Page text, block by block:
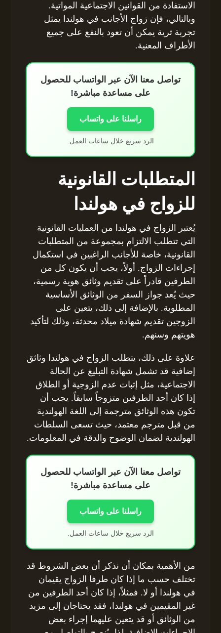
الاستفادة من القوانين الاجتماعية المواتية.
وبالتالي، فإن زواج الأجانب في هولندا يمثل
تجربة ثرية يمكن أن تعود بالنفع على جميع
الأطراف المعنية.
تواصل معنا الآن عبر الواتساب للحصول
على مساعدة مباشرة!
راسلنا على واتساب
الرد سريع خلال ساعات العمل.
المتطلبات القانونية
للزواج في هولندا
يُعتبر الزواج في هولندا من العمليات القانونية
التي تتطلب الالتزام بمجموعة من المتطلبات
القانونية، خاصة للأجانب الراغبين في استكمال
إجراءات الزواج. أولاً، يجب أن يكون كل من
الطرفين قادراً على تقديم وثائق هوية رسمية،
حيث يُعد جواز السفر من الوثائق الأساسية
المطلوبة. بالإضافة إلى ذلك، يتعين على
الزوجين تقديم شهادة ميلاد محدثة، وذلك لتأكيد
هويتهم وسنهم.
علاوة على ذلك، يتطلب الزواج في هولندا وثائق
إضافية قد تشمل شهادة التبليغ عن الحالة
الاجتماعية، مثل إثبات عدم الزوجية أو الطلاق
إذا كان أحد الطرفين متزوجاً سابقاً. يجب أن
تكون هذه الوثائق مترجمة إلى اللغة الهولندية
من قبل مترجم معتمد، حيث تسعى السلطات
الهولندية لضمان الوضوح والدقة في المعلومات.
تواصل معنا الآن عبر الواتساب للحصول
على مساعدة مباشرة!
راسلنا على واتساب
الرد سريع خلال ساعات العمل.
من الأهمية بمكان أن نذكر أن بعض الشروط قد
تختلف حسب ما إذا كان طرفا الزواج يقيمان
في هولندا أو لا. فمثلاً، إذا كان أحد الطرفين من
غير المقيمين في هولندا، فقد يحتاجان إلى مزيد
من الوثائق أو قد يتعين عليهما إجراء بعض